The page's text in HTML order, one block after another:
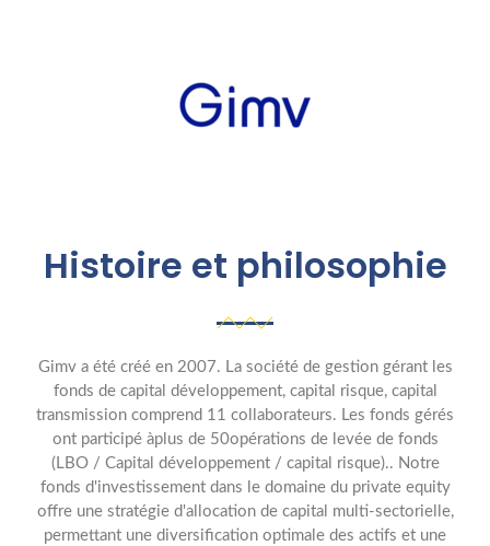
Histoire et philosophie
Gimv a été créé en 2007. La société de gestion gérant les
fonds de capital développement, capital risque, capital
transmission comprend 11 collaborateurs. Les fonds gérés
ont participé àplus de 50opérations de levée de fonds
(LBO / Capital développement / capital risque).. Notre
fonds d'investissement dans le domaine du private equity
offre une stratégie d'allocation de capital multi-sectorielle,
permettant une diversification optimale des actifs et une